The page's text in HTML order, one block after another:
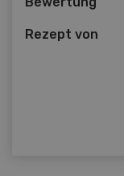
Rezept von